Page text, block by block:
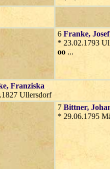
6 Franke, Josef
* 23.02.1793
oo ...
, Franziska
Ullersdorf
7 Bittner,
* 29.06.1795